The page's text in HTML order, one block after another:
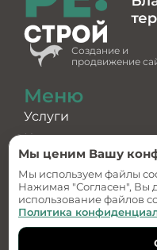
Создание и
продвижение
Меню
Услуги
Каталог
О компании
Примеры работ
Услуги
Ландшафтный
Мы ценим Вашу
Мы используем файлы
Нажимая "Согласен", Вы
использование файлов
Политика